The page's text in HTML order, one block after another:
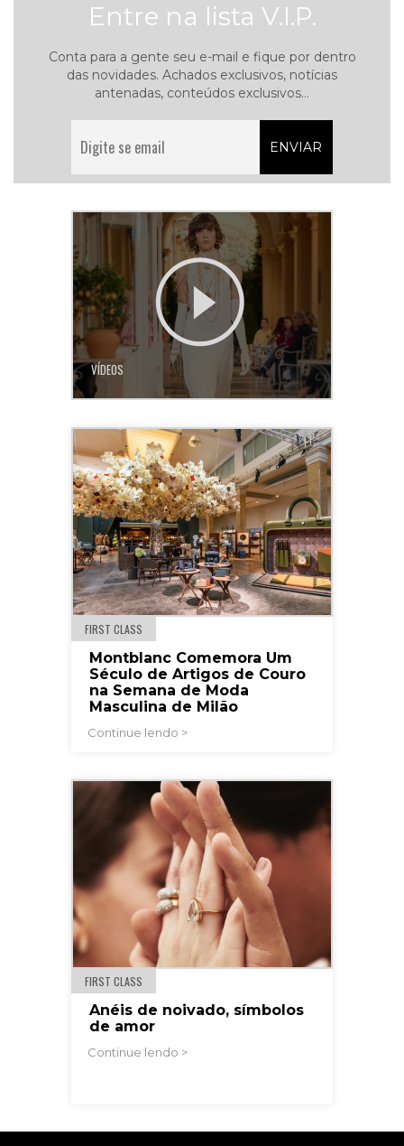
Entre na lista V.I.P.
Conta para a gente seu e-mail e fique por dentro
das novidades. Achados exclusivos, notícias
antenadas, conteúdos exclusivos...
VÍDEOS
FIRST CLASS
Montblanc Comemora Um
Século de Artigos de Couro
na Semana de Moda
Masculina de Milão
Continue lendo >
FIRST CLASS
Anéis de noivado, símbolos
de amor
Continue lendo >